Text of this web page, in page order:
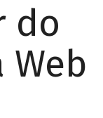
do
Web